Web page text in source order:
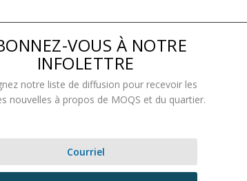
VOUS À NOTRE
INFOLETTRE
notre liste de diffusion pour recevoir les
nouvelles à propos de MOQS et du quartier.